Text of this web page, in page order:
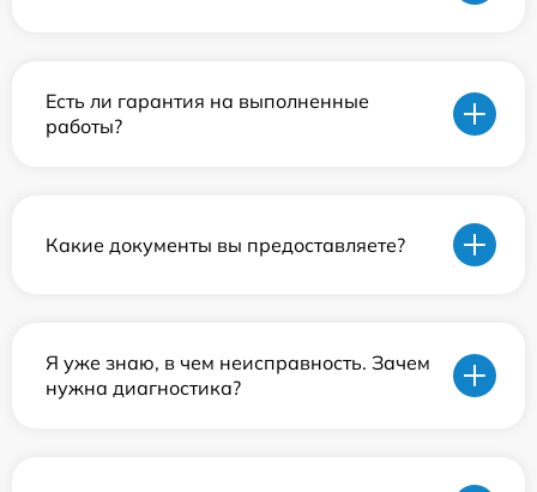
Есть ли гарантия на выполненные
работы?
Какие документы вы предоставляете?
Я уже знаю, в чем неисправность. Зачем
нужна диагностика?